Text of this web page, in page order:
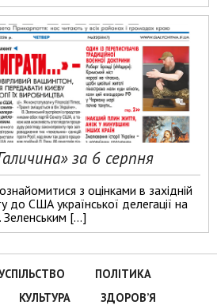
за 6 серпня
з оцінками в західній
до США української делегації на
Зеленським […]
ПОЛІТИКА
КУЛЬТУРА ЗДОРОВ’Я